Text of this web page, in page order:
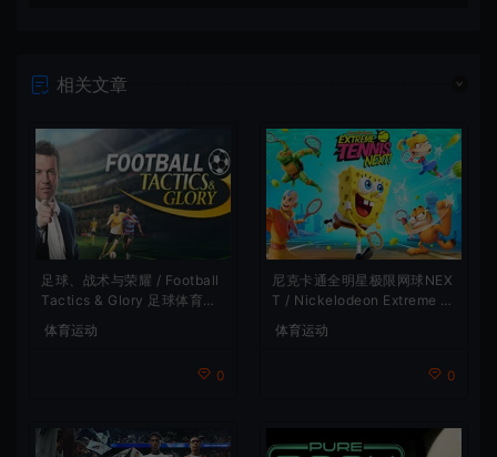
相关文章
足球、战术与荣耀 / Football
Tactics & Glory 足球体育游
体育运动
0
尼克卡通全明星极限网球NEX
T / Nickelodeon Extreme T
体育运动
0